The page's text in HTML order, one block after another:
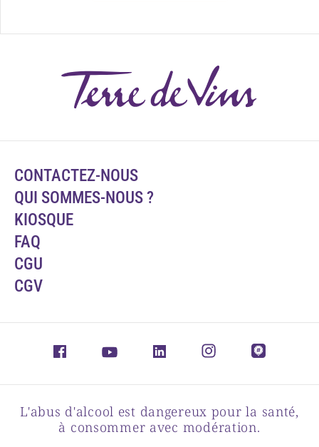
CONTACTEZ-NOUS
QUI SOMMES-NOUS ?
KIOSQUE
FAQ
CGU
CGV
L'abus d'alcool est dangereux pour la santé,
à consommer avec modération.